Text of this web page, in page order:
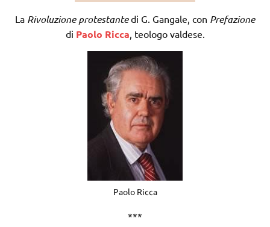
La Rivoluzione protestantedi G. Gangale, con Prefazione
di Paolo Ricca , teologo valdese.
Paolo Ricca
***